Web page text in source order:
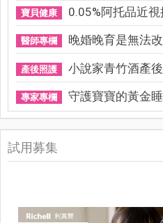
寶貝健康 0.05%阿托品近視控
醫師專欄 晚婚晚育是無法
產後照護 小說家青竹酒產
專家專欄 守護寶寶的黃金
試用募集